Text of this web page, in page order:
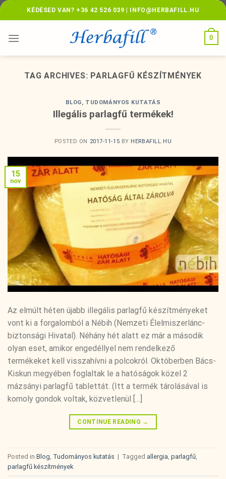
Skip
to
KÉDÉSED VAN? +36 42 526 039 | INFO@HERBAFILL.HU
0
TAG ARCHIVES: PARLAGFŰ KÉSZÍTMÉNYEK
BLOG, TUDOMÁNYOS KUTATÁS
Illegális parlagfű termékek!
POSTED ON 2017-11-15 BY HERBAFILL.HU
15
nov
Az elmúlt héten újabb illegális parlagfű készítményeket
vont ki a forgalomból a Nébih (Nemzeti Élelmiszerlánc-
biztonsági Hivatal). Néhány hét alatt ez már a második
olyan eset, amikor engedéllyel nem rendelkező
termékeket kell visszahívni a polcokról. Októberben Bács-
Kiskun megyében foglaltak le a hatóságok közel 2
mázsányi parlagfű tablettát. (Itt a termék tárolásával is
komoly gondok voltak, közvetlenül […]
CONTINUE READING →
Posted in Blog Tudományos kutatás | Tagged allergia parlagfű
parlagfű készítmények